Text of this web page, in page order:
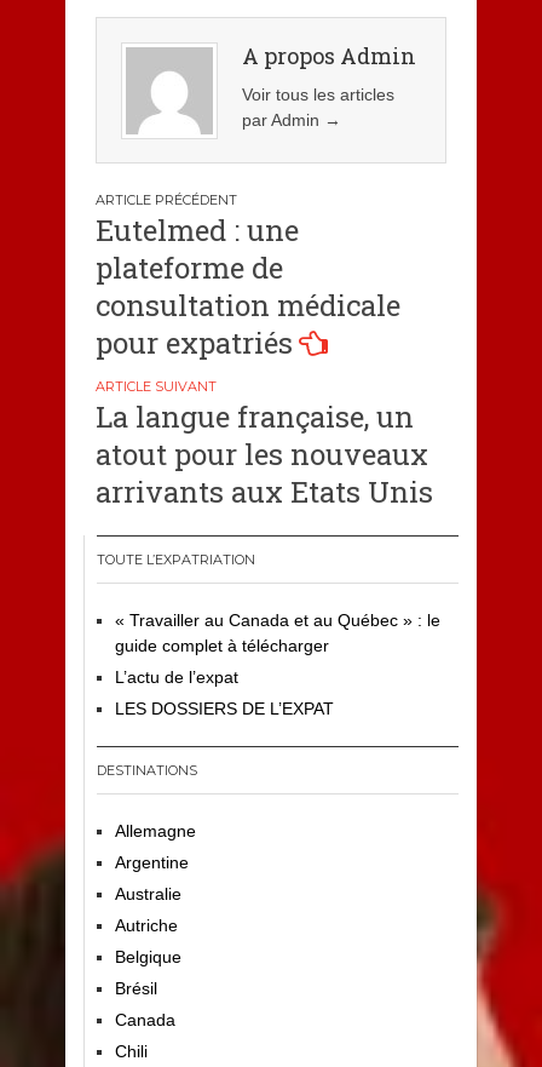
A propos Admin
Voir tous les articles
par Admin →
Navigation
de
l’article
Eutelmed : une
plateforme de
consultation médicale
pour expatriés
La langue française, un
atout pour les nouveaux
arrivants aux Etats Unis
TOUTE L’EXPATRIATION
« Travailler au Canada et au Québec » : le
guide complet à télécharger
L’actu de l’expat
LES DOSSIERS DE L’EXPAT
DESTINATIONS
Allemagne
Argentine
Australie
Autriche
Belgique
Brésil
Canada
Chili